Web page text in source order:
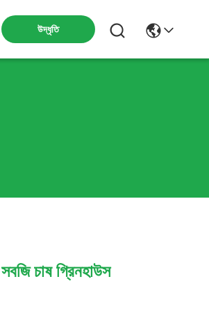
উদ্ধৃতি
চাষ গ্রিনহাউস